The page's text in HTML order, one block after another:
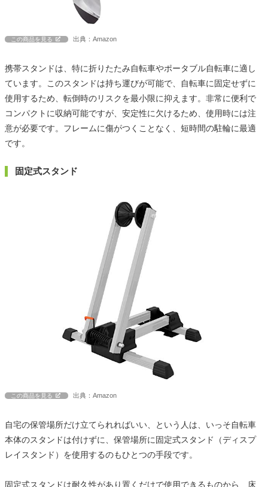
この商品を見る 出典：Amazon
携帯スタンドは、特に折りたたみ自転車やポータブル自転車に適し
ています。このスタンドは持ち運びが可能で、自転車に固定せずに
使用するため、転倒時のリスクを最小限に抑えます。非常に便利で
コンパクトに収納可能ですが、安定性に欠けるため、使用時には注
意が必要です。フレームに傷がつくことなく、短時間の駐輪に最適
です。
固定式スタンド
この商品を見る 出典：Amazon
自宅の保管場所だけ立てられればいい、という人は、いっそ自転車
本体のスタンドは付けずに、保管場所に固定式スタンド（ディスプ
レイスタンド）を使用するのもひとつの手段です。
固定式スタンドは耐久性があり置くだけで使用できるものから、床